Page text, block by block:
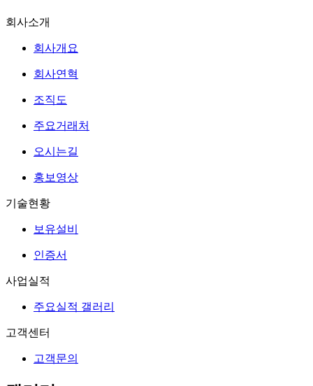
회사소개
회사개요
회사연혁
조직도
주요거래처
오시는길
홍보영상
기술현황
보유설비
인증서
사업실적
주요실적 갤러리
고객센터
고객문의